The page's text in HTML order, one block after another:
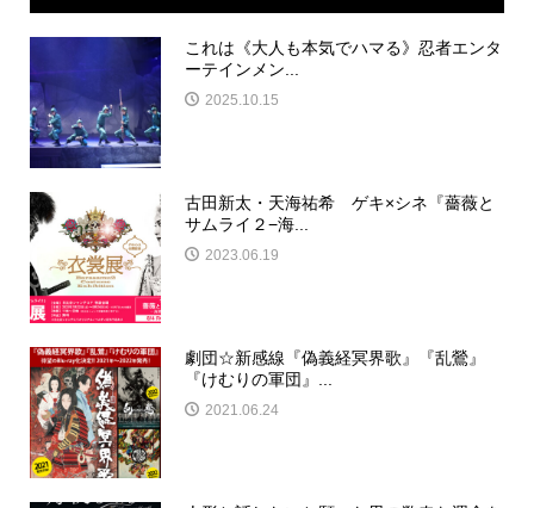
これは《大人も本気でハマる》忍者エンタ
ーテインメン...
2025.10.15
古田新太・天海祐希 ゲキ×シネ『薔薇と
サムライ２−海...
2023.06.19
劇団☆新感線『偽義経冥界歌』『乱鶯』
『けむりの軍団』...
2021.06.24